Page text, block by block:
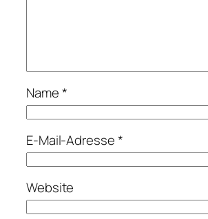
Name*
E-Mail-Adresse*
Website